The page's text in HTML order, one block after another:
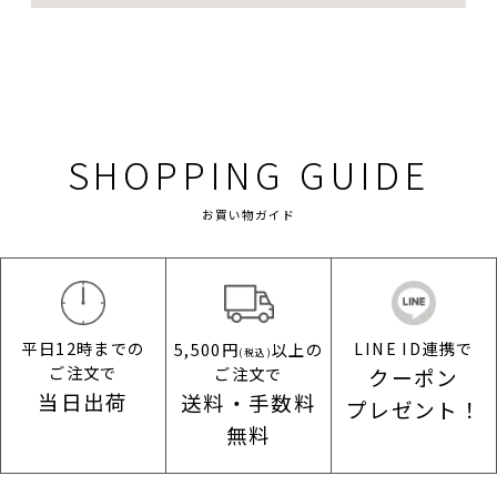
SHOPPING GUIDE
お買い物ガイド
平日12時までの
ご注文で
当日出荷
5,500円(税込)以上の
ご注文で
送料・手数料
無料
LINE ID連携で
クーポン
プレゼント！